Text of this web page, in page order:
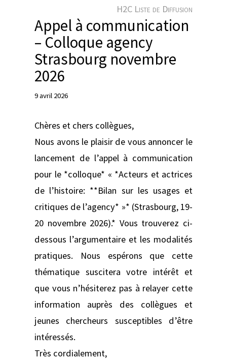
H2C Liste de Diffusion
Appel à communication
– Colloque agency
Strasbourg novembre
2026
9 avril 2026
Chères et chers collègues,
Nous avons le plaisir de vous annoncer le
lancement de l’appel à communication
pour le *colloque* « *Acteurs et actrices
de l’histoire: **Bilan sur les usages et
critiques de l’agency* »* (Strasbourg, 19-
20 novembre 2026).* Vous trouverez ci-
dessous l’argumentaire et les modalités
pratiques. Nous espérons que cette
thématique suscitera votre intérêt et
que vous n’hésiterez pas à relayer cette
information auprès des collègues et
jeunes chercheurs susceptibles d’être
intéressés.
Très cordialement,